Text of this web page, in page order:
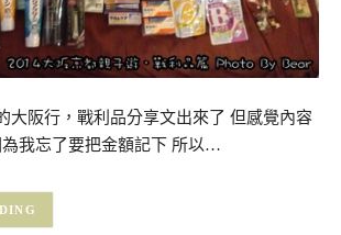
大阪行，戰利品分享文出來了 但感覺內容
我忘了要把金額記下 所以…